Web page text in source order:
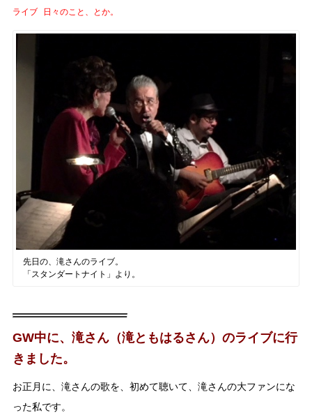
ライブ 日々のこと、とか。
先日の、滝さんのライブ。
「スタンダートナイト」より。
GW中に、滝さん（滝ともはるさん）のライブに行
きました。
お正月に、滝さんの歌を、初めて聴いて、滝さんの大ファンにな
った私です。